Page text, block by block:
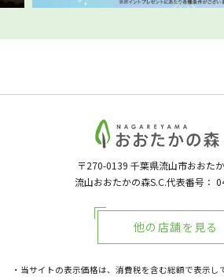
〒270-0139 千葉県流山市おおた
流山おおたかの森S.C.代表番号：
・当サイトの表示価格は、消費税を含む総額で表示し
他の店舗を見る